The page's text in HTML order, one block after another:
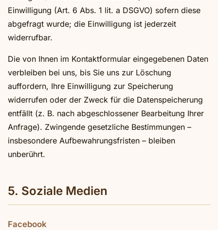
Einwilligung (Art. 6 Abs. 1 lit. a DSGVO) sofern diese
abgefragt wurde; die Einwilligung ist jederzeit
widerrufbar.
Die von Ihnen im Kontaktformular eingegebenen Daten
verbleiben bei uns, bis Sie uns zur Löschung
auffordern, Ihre Einwilligung zur Speicherung
widerrufen oder der Zweck für die Datenspeicherung
entfällt (z. B. nach abgeschlossener Bearbeitung Ihrer
Anfrage). Zwingende gesetzliche Bestimmungen –
insbesondere Aufbewahrungsfristen – bleiben
unberührt.
5. Soziale Medien
Facebook